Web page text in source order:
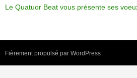
Le Quatuor Beat vous présente ses
Fièrement propulsé par WordPress